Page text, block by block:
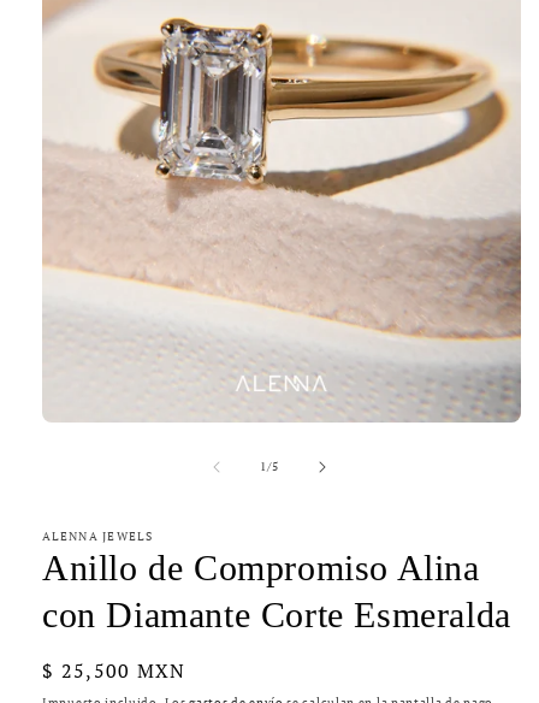
ventana
modal
1/de
5
ALENNA JEWELS
Anillo de Compromiso Alina
con Diamante Corte Esmeralda
Precio
$ 25,500 MXN